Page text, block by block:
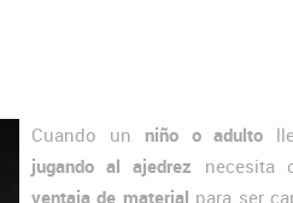
Cuando un niño o adulto
jugando al ajedrez necesita
ventaja de material para ser